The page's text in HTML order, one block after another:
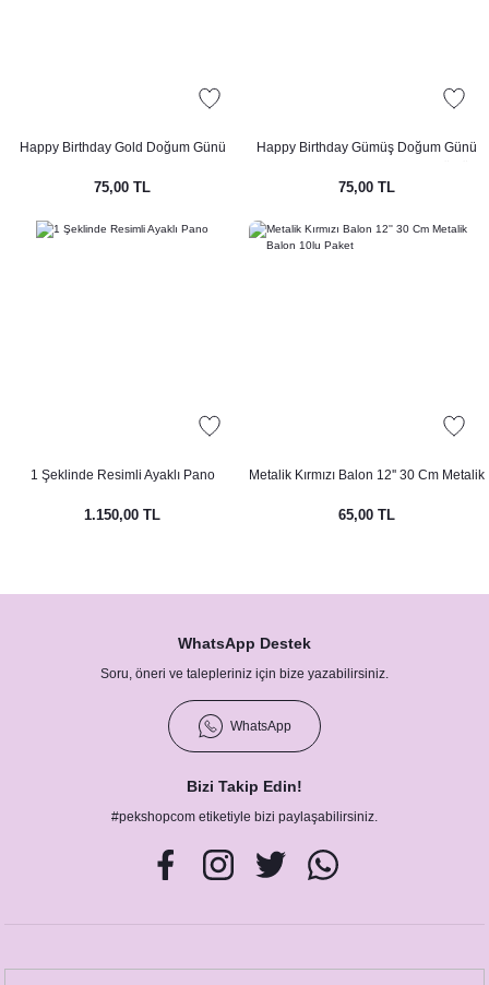
Happy Birthday Gold Doğum Günü
75,00 TL
Happy Birthday Gümüş Doğum Günü
75,00 TL
1 Şeklinde Resimli Ayaklı Pano
1.150,00 TL
Metalik Kırmızı Balon 12'' 30 Cm Metalik
65,00 TL
WhatsApp Destek
Soru, öneri ve talepleriniz için bize yazabilirsiniz.
WhatsApp
Bizi Takip Edin!
#pekshopcom etiketiyle bizi paylaşabilirsiniz.